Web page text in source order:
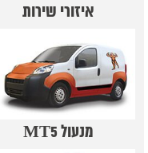
איזורי שירות
מנעול MT5